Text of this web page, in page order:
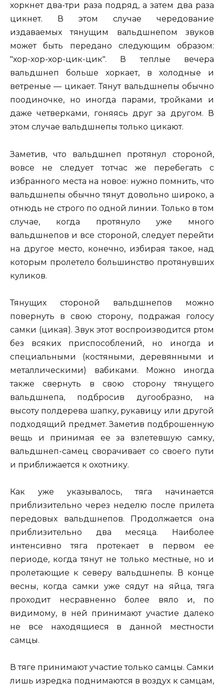
хоркнет два-три раза подряд, а затем два раза
цикнет. В этом случае чередование
издаваемых тянущим вальдшнепом звуков
может быть передано следующим образом:
"хор-хор-хор-цик-цик". В теплые вечера
вальдшнеп больше хоркает, в холодные и
ветреные — цикает. Тянут вальдшнепы обычно
поодиночке, но иногда парами, тройками и
даже четверками, гоняясь друг за другом. В
этом случае вальдшнепы только цикают.
Заметив, что вальдшнеп протянул стороной,
вовсе не следует тотчас же перебегать с
избранного места на новое: нужно помнить, что
вальдшнепы обычно тянут довольно широко, а
отнюдь не строго по одной линии. Только в том
случае, когда протянуло уже много
вальдшнепов и все стороной, следует перейти
на другое место, конечно, избирая такое, над
которым пролетело большинство протянувших
куликов.
Тянущих стороной вальдшнепов можно
повернуть в свою сторону, подражая голосу
самки (цикая). Звук этот воспроизводится ртом
без всяких приспособлений, но иногда и
специальными (костяными, деревянными и
металлическими) вабиками. Можно иногда
также свернуть в свою сторону тянущего
вальдшнепа, подбросив дугообразно, на
высоту полдерева шапку, рукавицу или другой
подходящий предмет. Заметив подброшенную
вещь и принимая ее за взлетевшую самку,
вальдшнеп-самец сворачивает со своего пути
и приближается к охотнику.
Как уже указывалось, тяга начинается
приблизительно через неделю после прилета
передовых вальдшнепов. Продолжается она
приблизительно два месяца. Наиболее
интенсивно тяга протекает в первом ее
периоде, когда тянут не только местные, но и
пролетающие к северу вальдшнепы. В конце
весны, когда самки уже сядут на яйца, тяга
проходит несравненно более вяло и, по
видимому, в ней принимают участие далеко
не все находящиеся в данной местности
самцы.
В тяге принимают участие только самцы. Самки
лишь изредка поднимаются в воздух к самцам,